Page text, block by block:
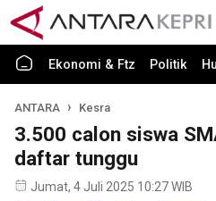
Ekonomi & Ftz Politik
ANTARA Kesra
3.500 calon siswa
daftar tunggu
Jumat, 4 Juli 2025 10:27 WIB